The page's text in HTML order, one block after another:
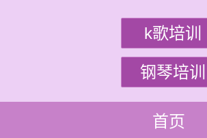
k歌培训
钢琴培训
首页